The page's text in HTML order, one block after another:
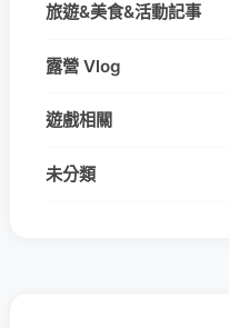
旅遊&美食&活動記事
露營 Vlog
遊戲相關
未分類